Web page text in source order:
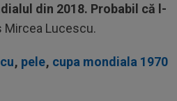
din 2018. Probabil că l-
Mircea Lucescu.
, pele, cupa mondiala 1970